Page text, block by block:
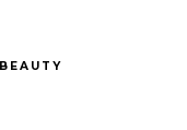
BEAUTY